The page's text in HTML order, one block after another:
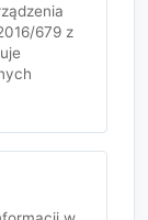
679 z